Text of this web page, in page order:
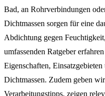
Bad, an Rohrverbindungen
Dichtmassen sorgen für eine
Abdichtung gegen
umfassenden Ratgeber
Eigenschaften,
Dichtmassen. Zudem geben
Verarbeitungstipps, zeigen